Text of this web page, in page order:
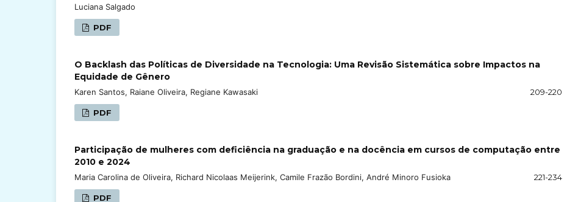
Luciana Salgado
PDF
O Backlash das Políticas de Diversidade na Tecnologia: Uma Revisão Sistemática sobre Impactos na
Equidade de Gênero
Karen Santos, Raiane Oliveira, Regiane Kawasaki 209-220
PDF
Participação de mulheres com deficiência na graduação e na docência em cursos de computação entre
2010 e 2024
Maria Carolina de Oliveira, Richard Nicolaas Meijerink, Camile Frazão Bordini, André Minoro Fusioka 221-234
PDF